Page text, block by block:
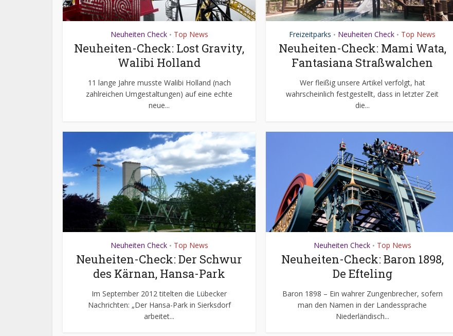
Neuheiten Check • Top News
Neuheiten-Check: Lost Gravity,
Walibi Holland
11 lange Jahre musste Walibi Holland (nach
zahlreichen Umgestaltungen) auf eine echte
neue...
Freizeitparks • Neuheiten Check • Top News
Neuheiten-Check: Mami Wata,
Fantasiana Straßwalchen
Wer fleißig unsere Artikel verfolgt, hat
wahrscheinlich festgestellt, dass in letzter Zeit
die...
Neuheiten Check • Top News
Neuheiten-Check: Der Schwur
des Kärnan, Hansa-Park
Im September 2012 titelten die Lübecker
Nachrichten: „Der Hansa-Park in Sierksdorf
arbeitet...
Neuheiten Check • Top News
Neuheiten-Check: Baron 1898,
De Efteling
Baron 1898 – Ein wahrer Zungenbrecher, sofern
man den Namen in der Landessprache
Niederländisch...